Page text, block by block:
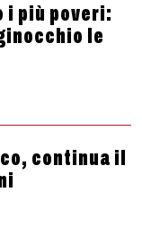
i più poveri:
le
continua il